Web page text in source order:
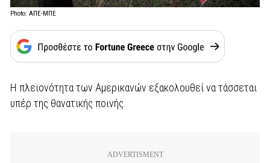
Photo: ΑΠΕ-ΜΠΕ
Η πλειονότητα των Αμερικανών εξακολουθεί να τάσσεται
υπέρ της θανατικής ποινής.